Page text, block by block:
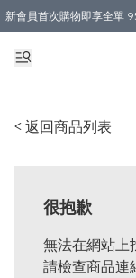
新會員首次購物即享全單
購物滿 HKD 800.00即享
< 返回商品列表
很抱歉
無法在網站上
請檢查商品連